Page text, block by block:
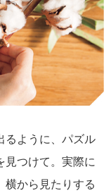
るように、パズル
見つけて。実際に
横から見たりする